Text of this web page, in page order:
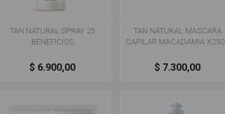
TAN NATURAL SPRAY 25
BENEFICIOS
$ 6.900,00
TAN NATURAL MASCARA
CAPILAR MACADAMIA
$ 7.300,00